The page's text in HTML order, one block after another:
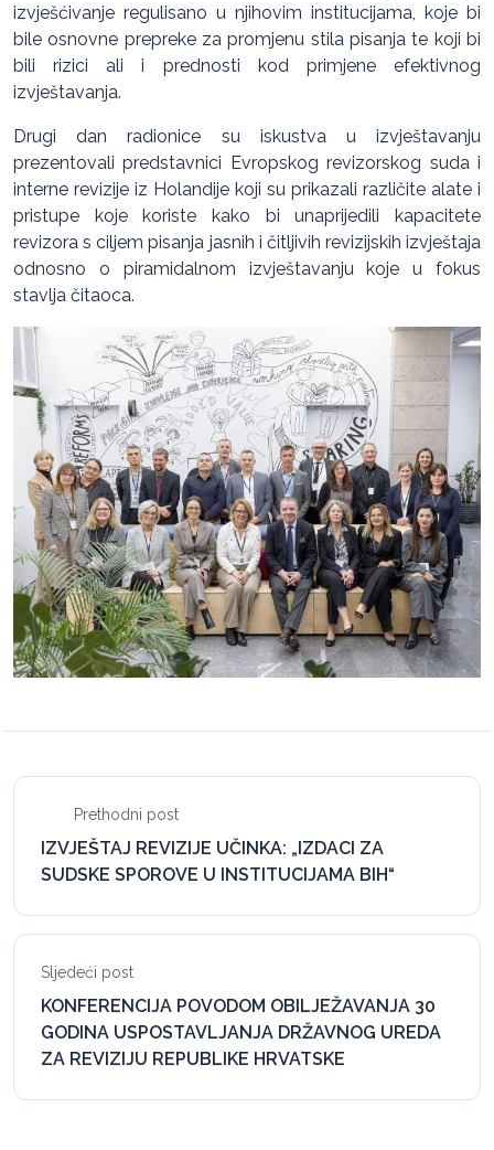
izvješćivanje regulisano u njihovim institucijama, koje bi
bile osnovne prepreke za promjenu stila pisanja te koji bi
bili rizici ali i prednosti kod primjene efektivnog
izvještavanja.
Drugi dan radionice su iskustva u izvještavanju
prezentovali predstavnici Evropskog revizorskog suda i
interne revizije iz Holandije koji su prikazali različite alate i
pristupe koje koriste kako bi unaprijedili kapacitete
revizora s ciljem pisanja jasnih i čitljivih revizijskih izvještaja
odnosno o piramidalnom izvještavanju koje u fokus
stavlja čitaoca.
Prethodni post
IZVJEŠTAJ REVIZIJE UČINKA: „IZDACI ZA
SUDSKE SPOROVE U INSTITUCIJAMA BIH“
Sljedeći post
KONFERENCIJA POVODOM OBILJEŽAVANJA 30
GODINA USPOSTAVLJANJA DRŽAVNOG UREDA
ZA REVIZIJU REPUBLIKE HRVATSKE